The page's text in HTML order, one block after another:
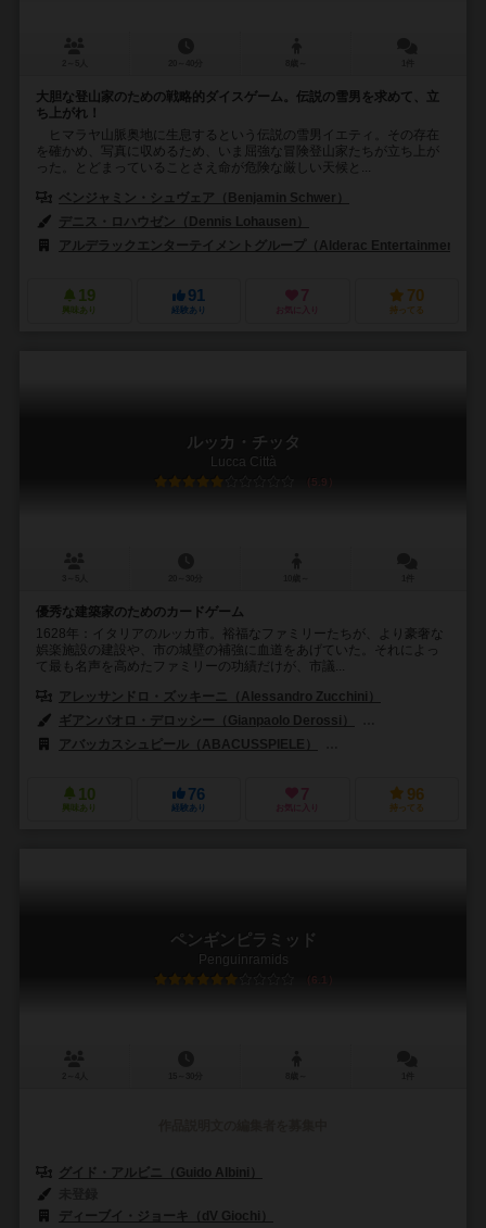
大胆な登山家のための戦略的ダイスゲーム。伝説の雪男を求めて、立
ち上がれ！
ヒマラヤ山脈奥地に生息するという伝説の雪男イエティ。その存在
を確かめ、写真に収めるため、いま屈強な冒険登山家たちが立ち上が
った。とどまっていることさえ命が危険な厳しい天候と...
ベンジャミン・シュヴェア（Benjamin Schwer）
デニス・ロハウゼン（Dennis Lohausen）
アルデラックエンターテイメントグループ（Alderac Entertainment
19
興味あり
91
経験あり
7
お気に入り
70
持ってる
ルッカ・チッタ
Lucca Città
5.9
優秀な建築家のためのカードゲーム
1628年：イタリアのルッカ市。裕福なファミリーたちが、より豪奢な
娯楽施設の建設や、市の城壁の補強に血道をあげていた。それによっ
て最も名声を高めたファミリーの功績だけが、市議...
アレッサンドロ・ズッキーニ（Alessandro Zucchini）
ギアンパオロ・デロッシー（Gianpaolo Derossi）
アバッカスシュピール（ABACUSSPIELE）
10
興味あり
76
経験あり
7
お気に入り
96
持ってる
ペンギンピラミッド
Penguinramids
6.1
グイド・アルビニ（Guido Albini）
ディーブイ・ジョーキ（dV Giochi）